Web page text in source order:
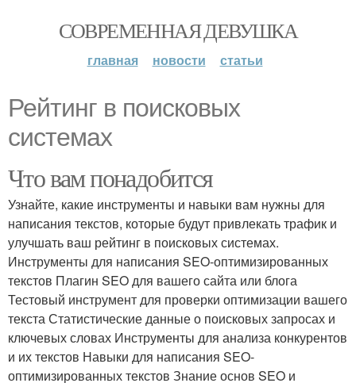
СОВРЕМЕННАЯ ДЕВУШКА
главная новости статьи
Рейтинг в поисковых
системах
Что вам понадобится
Узнайте, какие инструменты и навыки вам нужны для
написания текстов, которые будут привлекать трафик и
улучшать ваш рейтинг в поисковых системах.
Инструменты для написания SEO-оптимизированных
текстов Плагин SEO для вашего сайта или блога
Тестовый инструмент для проверки оптимизации вашего
текста Статистические данные о поисковых запросах и
ключевых словах Инструменты для анализа конкурентов
и их текстов Навыки для написания SEO-
оптимизированных текстов Знание основ SEO и